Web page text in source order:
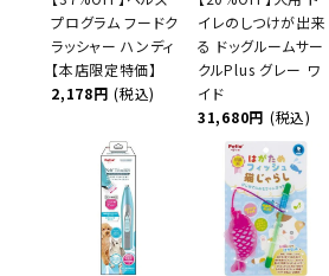
プログラム フードク
ラッシャー ハンディ
【本店限定特価】
2,178円 (税込)
イレのしつけが出来
る ドッグルームサー
クルPlus グレー ワ
イド
31,680円 (税込)